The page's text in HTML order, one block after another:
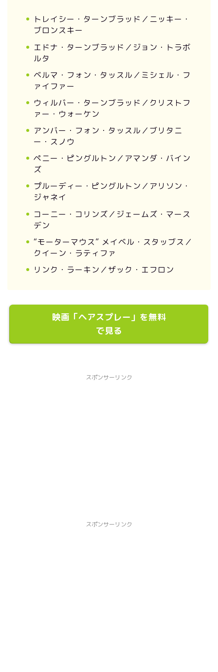
トレイシー・ターンブラッド／ニッキー・
ブロンスキー
エドナ・ターンブラッド／ジョン・トラボ
ルタ
ベルマ・フォン・タッスル／ミシェル・フ
ァイファー
ウィルバー・ターンブラッド／クリストフ
ァー・ウォーケン
アンバー・フォン・タッスル／ブリタニ
ー・スノウ
ペニー・ピングルトン／アマンダ・バイン
ズ
プルーディー・ピングルトン／アリソン・
ジャネイ
コーニー・コリンズ／ジェームズ・マース
デン
“モーターマウス” メイベル・スタッブス／
クイーン・ラティファ
リンク・ラーキン／ザック・エフロン
映画「ヘアスプレー」を無料
で見る
スポンサーリンク
スポンサーリンク